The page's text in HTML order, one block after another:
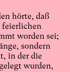
hörte, daß
feierlichen
worden sei;
sondern
in der die
wurden,